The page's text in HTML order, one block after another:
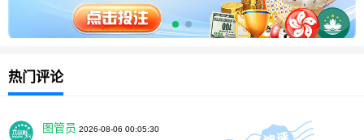
热门评论
图管员 2026-08-06 00:05:30